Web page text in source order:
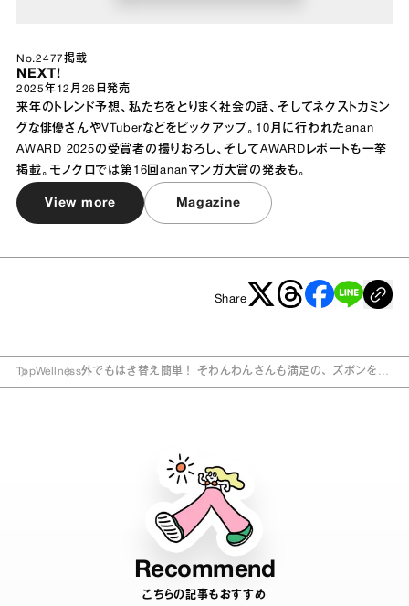
No.2477掲載
NEXT!
2025年12月26日 発売
来年のトレンド予想、私たちをとりまく社会の話、そしてネクストカミン
グな俳優さんやVTuberなどをピックアップ。10月に行われたanan
AWARD 2025の受賞者の撮りおろし、そしてAWARDレポートも一挙
掲載。モノクロでは第16回ananマンガ大賞の発表も。
View more Magazine
Share
TopWellness外でもはき替え簡単！ そわんわんさんも満足の、ズボンを脱
Recommend
こちらの記事もおすすめ